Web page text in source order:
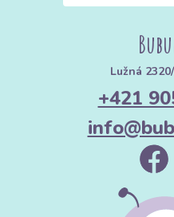
Lužná
+421